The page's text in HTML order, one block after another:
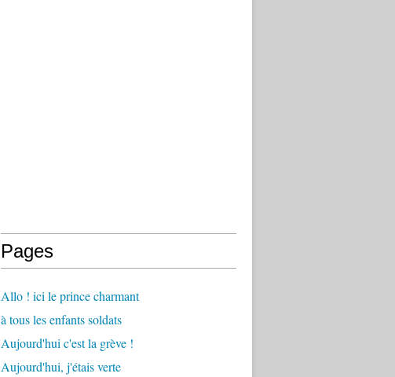
Pages
Allo ! ici le prince charmant
à tous les enfants soldats
Aujourd'hui c'est la grève !
Aujourd'hui, j'étais verte